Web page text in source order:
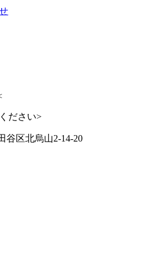
ださい>
谷区北烏山2-14-20